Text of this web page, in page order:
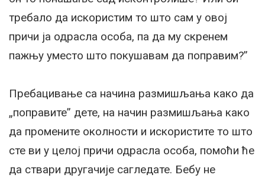
требало да искористим то што сам у овој
причи ја одрасла особа, па да му скренем
пажњу уместо што покушавам да поправим?”
Пребацивање са начина размишљања како да
„поправите” дете, на начин размишљања како
да промените околности и искористите то што
сте ви у целој причи одрасла особа, помоћи ће
да ствари другачије сагледате. Бебу не